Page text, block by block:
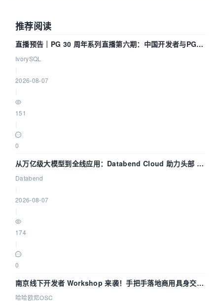
推荐阅读
直播预告｜PG 30 周年系列直播第六期：中国开发者与PG内
核——我们改得动吗？我们贡献了什么？
IvorySQL
2026-08-07
151
0
从万亿级大模型到全线应用：Databend Cloud 助力头部 AI
企业构建全链路 Trace 数据管道
Databend
2026-08-07
174
0
南京线下开发者 Workshop 来袭！手把手落地商用具身交互
智能 Agent 应用
哈哈欧尼OSC